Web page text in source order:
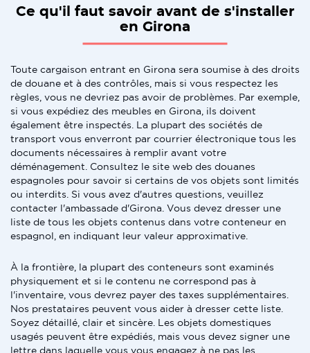
Ce qu'il faut savoir avant de s'installer
en Girona
Toute cargaison entrant en Girona sera soumise à des droits
de douane et à des contrôles, mais si vous respectez les
règles, vous ne devriez pas avoir de problèmes. Par exemple,
si vous expédiez des meubles en Girona, ils doivent
également être inspectés. La plupart des sociétés de
transport vous enverront par courrier électronique tous les
documents nécessaires à remplir avant votre
déménagement. Consultez le site web des douanes
espagnoles pour savoir si certains de vos objets sont limités
ou interdits. Si vous avez d'autres questions, veuillez
contacter l'ambassade d'Girona. Vous devez dresser une
liste de tous les objets contenus dans votre conteneur en
espagnol, en indiquant leur valeur approximative.
À la frontière, la plupart des conteneurs sont examinés
physiquement et si le contenu ne correspond pas à
l'inventaire, vous devrez payer des taxes supplémentaires.
Nos prestataires peuvent vous aider à dresser cette liste.
Soyez détaillé, clair et sincère. Les objets domestiques
usagés peuvent être expédiés, mais vous devez signer une
lettre dans laquelle vous vous engagez à ne pas les